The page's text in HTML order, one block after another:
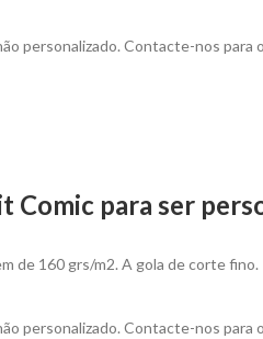
personalizado. Contacte-nos para
Comic para ser
de 160 grs/m2. A gola de corte
personalizado. Contacte-nos para